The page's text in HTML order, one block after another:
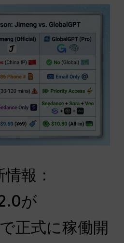
報：
が
正式に稼働開